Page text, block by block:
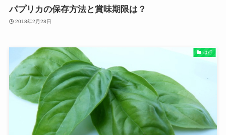
パプリカの保存方法と賞味期限は？
2018年2月28日
は行